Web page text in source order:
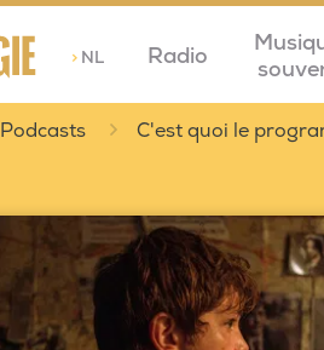
>NL Radio
Podcasts C'est quoi le